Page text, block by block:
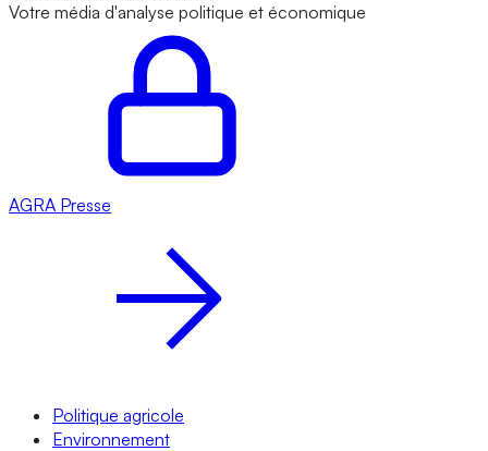
Votre média d'analyse politique et économique
AGRA Presse
Politique agricole
Environnement